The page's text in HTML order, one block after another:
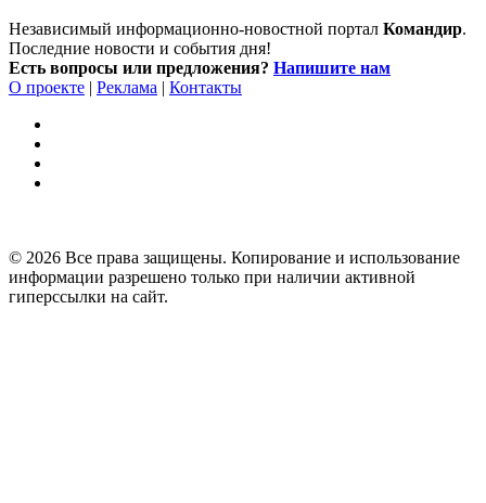
Независимый информационно-новостной портал Командир.
Последние новости и события дня!
Есть вопросы или предложения? Напишите нам
О проекте | Реклама | Контакты
© 2026 Все права защищены. Копирование и использование
информации разрешено только при наличии активной
гиперссылки на сайт.